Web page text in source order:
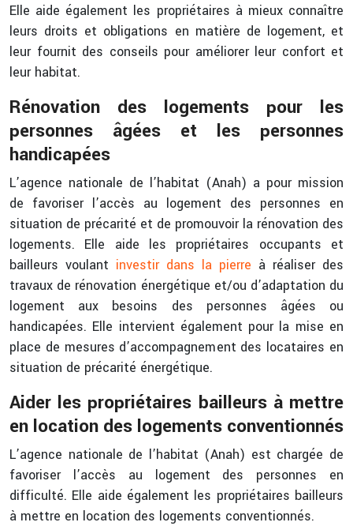
Elle aide également les propriétaires à mieux connaître
leurs droits et obligations en matière de logement, et
leur fournit des conseils pour améliorer leur confort et
leur habitat.
Rénovation des logements pour les
personnes âgées et les personnes
handicapées
L’agence nationale de l’habitat (Anah) a pour mission
de favoriser l’accès au logement des personnes en
situation de précarité et de promouvoir la rénovation des
logements. Elle aide les propriétaires occupants et
bailleurs voulant investir dans la pierre à réaliser des
travaux de rénovation énergétique et/ou d’adaptation du
logement aux besoins des personnes âgées ou
handicapées. Elle intervient également pour la mise en
place de mesures d’accompagnement des locataires en
situation de précarité énergétique.
Aider les propriétaires bailleurs à mettre
en location des logements conventionnés
L’agence nationale de l’habitat (Anah) est chargée de
favoriser l’accès au logement des personnes en
difficulté. Elle aide également les propriétaires bailleurs
à mettre en location des logements conventionnés.